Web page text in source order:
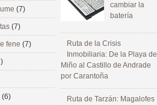
cambiar la
batería
Ruta de la Crisis
Inmobiliaria: De la Playa de
Miño al Castillo de Andrade
por Carantoña
Ruta de Tarzán: Magalofes
(7)
(7)
fene (7)
(6)